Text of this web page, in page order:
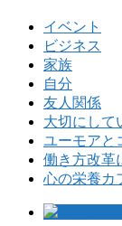
イベント
ビジネス
家族
自分
友人関係
大切にして
ユーモアと
働き方改革
心の栄養カ